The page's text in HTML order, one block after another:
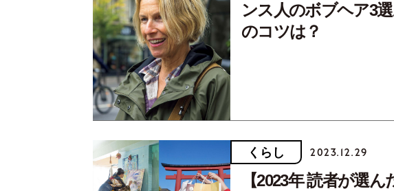
ンス人のボブヘア3
のコツは？
くらし 2023.12.29
【2023年 読者が選